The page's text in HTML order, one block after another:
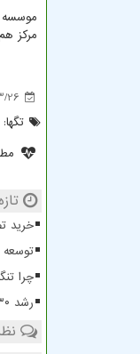
مرکز هم
26
تگها:
خرید تضمینی
توسعه
چرا
رشد ۳۰ درصدی تولید چای در کشور